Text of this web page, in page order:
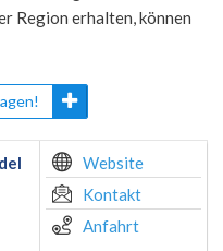
Region erhalten, können
Website
Kontakt
Anfahrt